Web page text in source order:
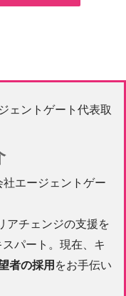
ェントゲート代表取
社エージェントゲー
アチェンジの支援を
パート。現在、キ
者の採用 をお手伝い